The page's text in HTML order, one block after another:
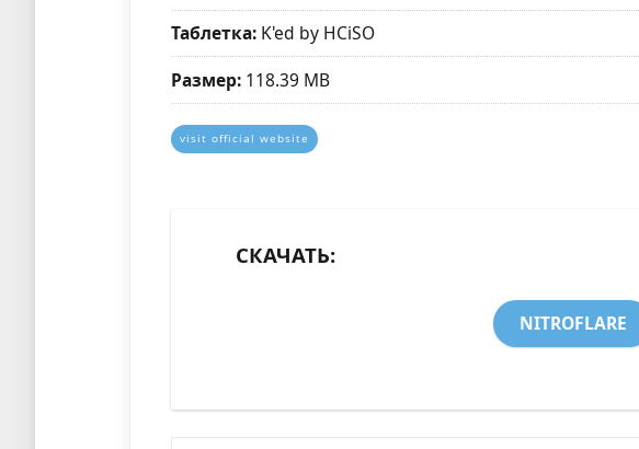
Таблетка: K'ed by HCiSO
Размер: 118.39 MB
visit official website
СКАЧАТЬ:
NITROFLARE